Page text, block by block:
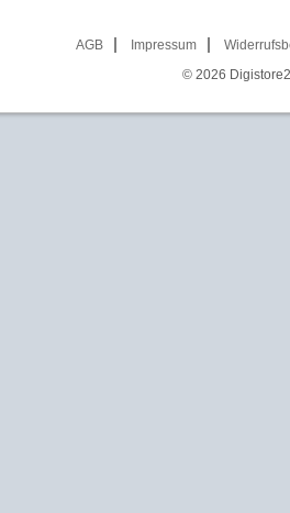
AGB Impressum
© 2026